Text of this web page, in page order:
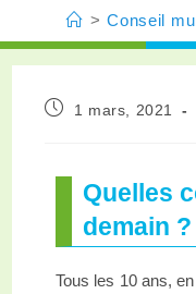
> Conseil
1 mars, 2021
Quelles
demain ?
Tous les 10 ans,